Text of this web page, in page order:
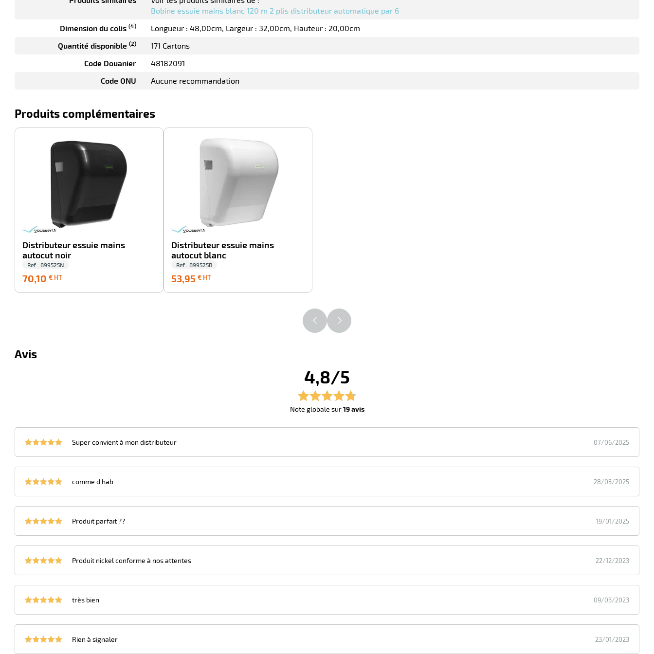
Bobine essuie mains blanc 120 m 2 plis distributeur automatique par 6
Dimension du colis (4) Longueur : 48,00cm Largeur : 32,00cm Hauteur : 20,00cm
Quantité disponible (2)
171 Cartons
Code Douanier
48182091
Code ONU
Aucune recommandation
Produits complémentaires
Distributeur essuie mains
autocut noir
Ref : 899525N
70,10 € HT
HT
Distributeur essuie mains
autocut blanc
Ref : 899525B
53,95 € HT
HT
Avis
4,8/5
Note globale sur19 avis
Super convient à mon distributeur 07/06/2025
comme d'hab 28/03/2025
Produit parfait ?? 19/01/2025
Produit nickel conforme à nos attentes 22/12/2023
très bien 09/03/2023
Rien à signaler 23/01/2023